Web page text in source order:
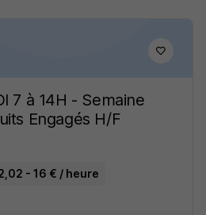
7 à 14H - Semaine
Engagés H/F
- 16 € / heure